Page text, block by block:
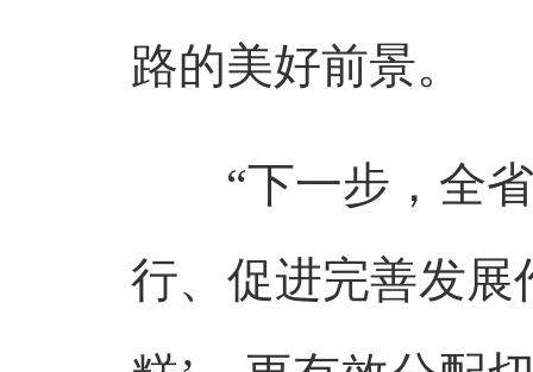
路的美好前景。
“下一步，全省
行、促进完善发展